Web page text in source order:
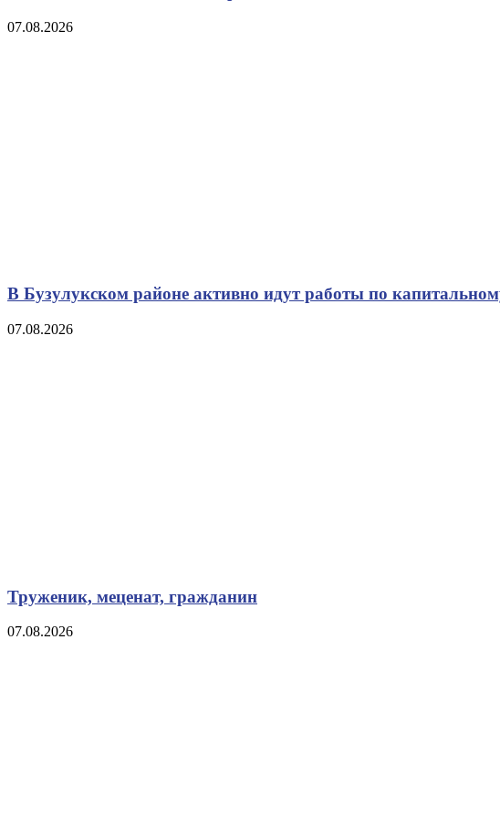
07.08.2026
В Бузулукском районе активно идут работы по
07.08.2026
Труженик, меценат, гражданин
07.08.2026